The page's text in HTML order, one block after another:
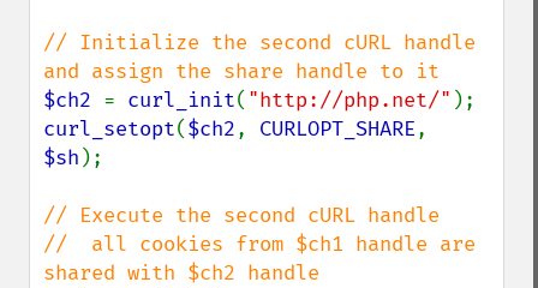
// Initialize the second cURL handle
$ch2 = curl_init( "http://php.net/"
curl_setopt($ch2, CURLOPT_SHARE
$sh );
// Execute the second cURL handle
//  all cookies from $ch1 handle are